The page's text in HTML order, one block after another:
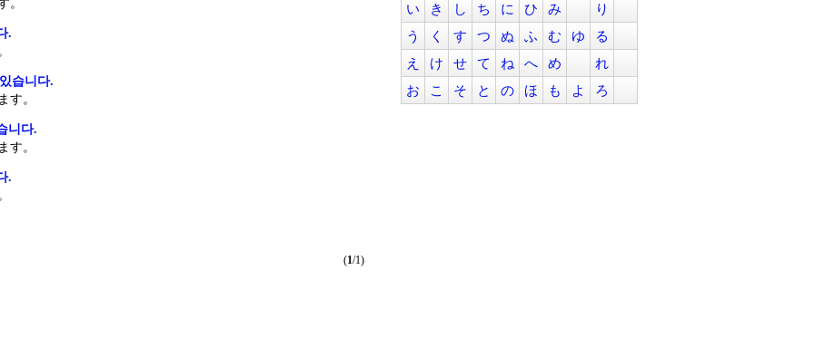
。
.
습니다.
す。
니다.
す。
.
(1/1)
い
き し ち に ひ み
り
う
く す つ ぬ ふ む ゆ
る
え
け せ て ね へ め
れ
お
こ そ と の ほ も よ ろ